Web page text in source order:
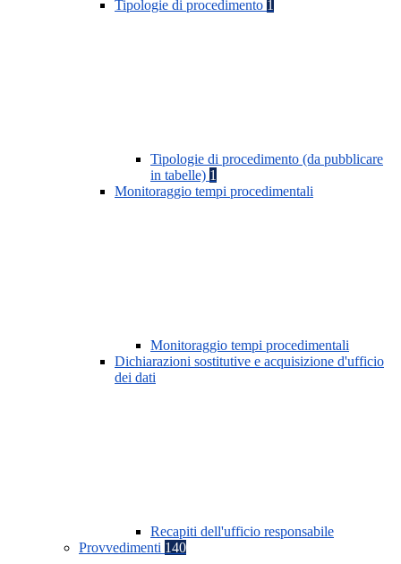
Tipologie di procedimento 1
Tipologie di procedimento (da pubblicare
in tabelle) 1
Monitoraggio tempi procedimentali
Monitoraggio tempi procedimentali
Dichiarazioni sostitutive e acquisizione d'ufficio
dei dati
Recapiti dell'ufficio responsabile
Provvedimenti 140